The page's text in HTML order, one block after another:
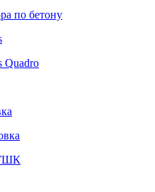
по бетону
Quadro